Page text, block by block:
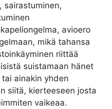
sairastuminen,
avioero
mikä tahansa
riittää
suistamaan hänet
ainakin yhden
siitä, kierteeseen josta
vaikeaa.